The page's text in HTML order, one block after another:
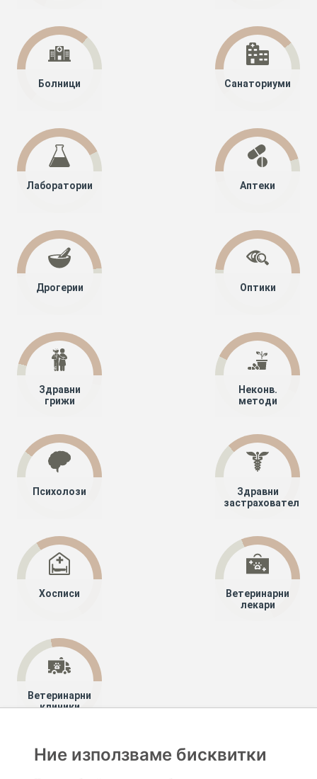
Болници Санаториуми
Лаборатории Аптеки
Дрогерии Оптики
Здравни
грижи
Неконв.
методи
Психолози
Здравни
застрахователи
Хосписи
Ветеринарни
лекари
Ветеринарни
клиники
Специалисти
Ние използваме бисквитки